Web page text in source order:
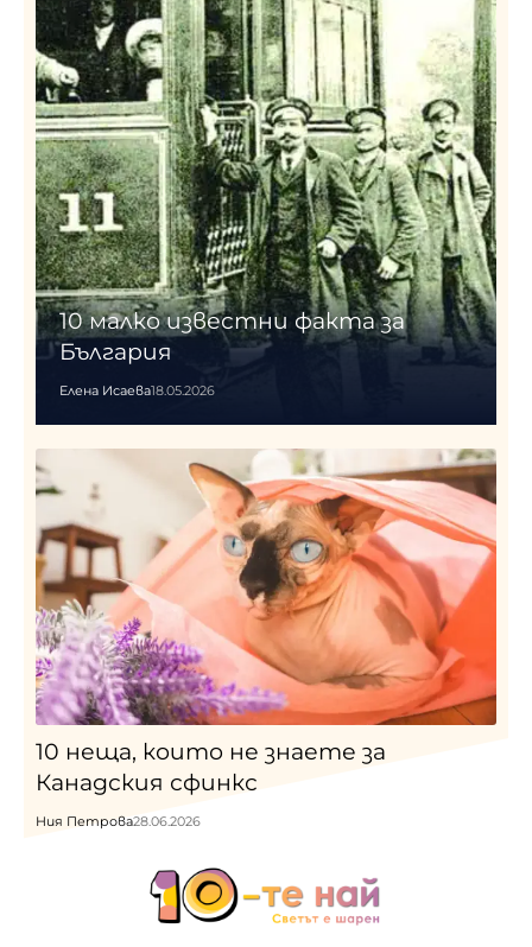
10 малко известни факта за
България
Елена Исаева18.05.2026
10 неща, които не знаете за
Канадския сфинкс
Ния Петрова28.06.2026